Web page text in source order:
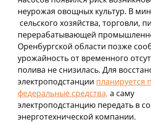
неурожая овощных культур. В
сельского хозяйства, торговли,
перерабатывающей
Оренбургской области позже
урожайность от временного
полива не снизилась. Для
электроподстанции планируется
федеральные средства, а саму
электроподстанцию передать в
энерготехнической компании.